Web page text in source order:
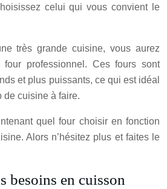
celui qui vous convient le
très grande cuisine, vous aurez
four professionnel. Ces fours sont
et plus puissants, ce qui est idéal
de cuisine à faire.
quel four choisir en fonction
Alors n’hésitez plus et faites le
besoins en cuisson